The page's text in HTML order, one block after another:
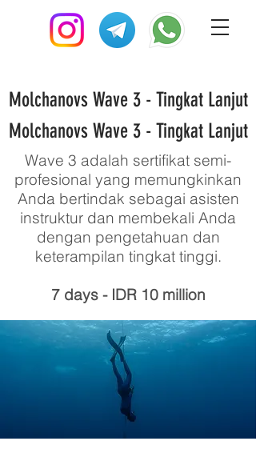
Molchanovs Wave 3 - Tingkat Lanjut
Molchanovs Wave 3 - Tingkat Lanjut
Wave 3 adalah sertifikat semi-
profesional yang memungkinkan
Anda bertindak sebagai asisten
instruktur dan membekali Anda
dengan pengetahuan dan
keterampilan tingkat tinggi.
7 days - IDR 10 million